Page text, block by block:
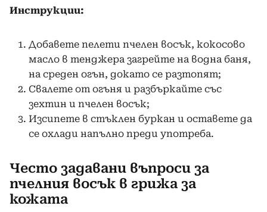
Инструкции:
Добавете пелети пчелен восък, кокосово
масло в тенджера загрейте на водна баня,
на среден огън, докато се разтопят;
Свалете от огъня и разбъркайте със
зехтин и пчелен восък;
Изсипете в стъклен буркан и оставете да
се охлади напълно преди употреба.
Често задавани въпроси за
пчелния восък в грижа за
кожата